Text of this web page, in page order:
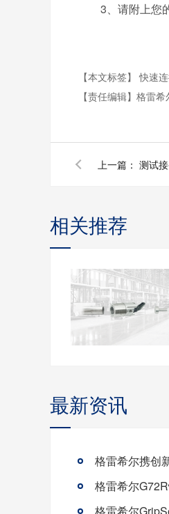
3、请附上您
【本文标签】快速
【责任编辑】 格雷希
上一篇： 测试
相关推荐
最新资讯